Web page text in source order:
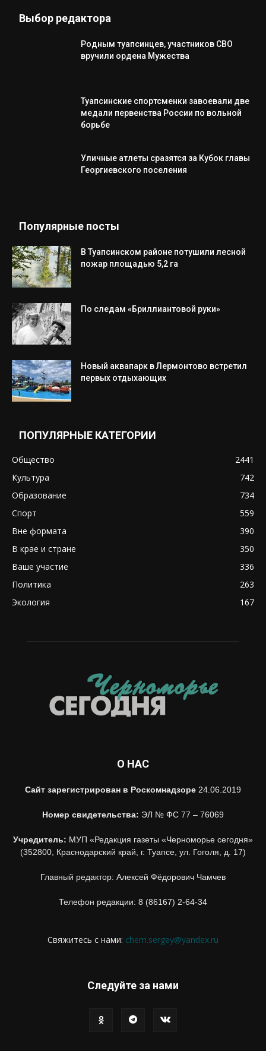
Выбор редактора
Родным туапсинцев, участников СВО
вручили ордена Мужества
Туапсинские спортсменки завоевали две
медали первенства России по вольной
борьбе
Уличные атлеты сразятся за Кубок главы
Георгиевского поселения
Популярные посты
В Туапсинском районе потушили лесной
пожар площадью 5,2 га
По следам «Бриллиантовой руки»
Новый аквапарк в Лермонтово встретил
первых отдыхающих
ПОПУЛЯРНЫЕ КАТЕГОРИИ
Общество
2441
Культура
742
Образование
734
Спорт
559
Вне формата
390
В крае и стране
350
Ваше участие
336
Политика
263
Экология
167
О НАС
Сайт зарегистрирован в Роскомнадзоре 24.06.2019
Номер свидетельства: ЭЛ № ФС 77 – 76069
Учредитель: МУП «Редакция газеты «Черноморье сегодня»
(352800, Краснодарский край, г. Туапсе, ул. Гоголя, д. 17)
Главный редактор: Алексей Фёдорович Чамчев
Телефон редакции: 8 (86167) 2-64-34
Свяжитесь с нами: chern.sergey@yandex.ru
Следуйте за нами